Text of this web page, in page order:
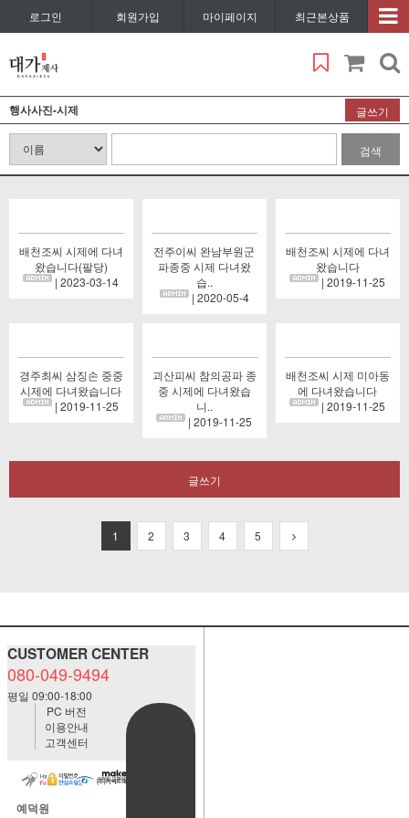
로그인 회원가입 마이페이지 최근본상품
행사사진-시제 글쓰기
검색
배천조씨 시제에 다녀
왔습니다(팔당)
| 2023-03-14
전주이씨 완남부원군
파종중 시제 다녀왔
습..
| 2020-05-4
배천조씨 시제에 다녀
왔습니다
| 2019-11-25
경주최씨 삼징손 중중
시제에 다녀왔습니다
| 2019-11-25
괴산피씨 참의공파 종
중 시제에 다녀왔습
니..
| 2019-11-25
배천조씨 시제 미아동
에 다녀왔습니다
| 2019-11-25
글쓰기
1 2 3 4 5
CUSTOMER CENTER
080-049-9494
평일 09:00-18:00
PC 버전
이용안내
고객센터
예덕원